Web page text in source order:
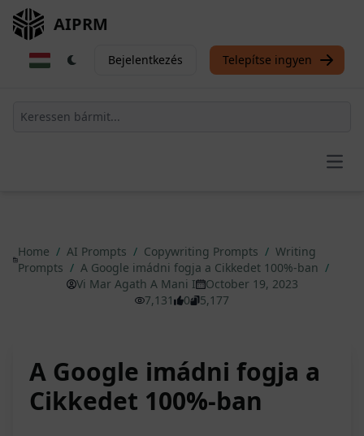
AIPRM
Bejelentkezés Telepítse ingyen
Home / AI Prompts / Copywriting Prompts / Writing
Prompts / A Google imádni fogja a Cikkedet 100%-ban /
Vi Mar Agath A Mani I
October 19, 2023
7,131
0 5,177
A Google imádni fogja a
Cikkedet 100%-ban